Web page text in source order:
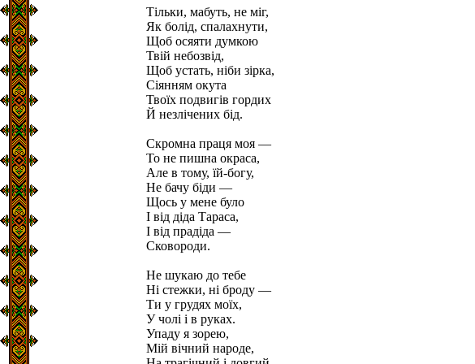
Тільки, мабуть, не міг,
Як болід, спалахнути,
Щоб осяяти думкою
Твій небозвід,
Щоб устать, ніби зірка,
Сіянням окута
Твоїх подвигів гордих
Й незлічених бід.
Скромна праця моя —
То не пишна окраса,
Але в тому, їй-богу,
Не бачу біди —
Щось у мене було
І від діда Тараса,
І від прадіда —
Сковороди.
Не шукаю до тебе
Ні стежки, ні броду —
Ти у грудях моїх,
У чолі і в руках.
Упаду я зорею,
Мій вічний народе,